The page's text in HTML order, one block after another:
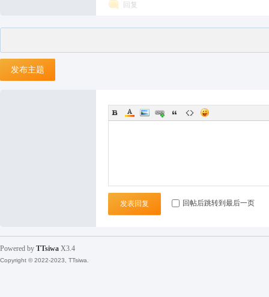
回复
发布主题
发表回复 回帖后跳转到最后一页
Powered by TTsiwa X3.4
Copyright © 2022-2023, TTsiwa.